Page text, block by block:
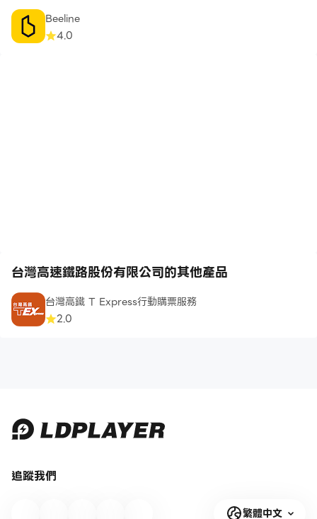
Beeline
4.0
台灣高速鐵路股份有限公司的其他產品
台灣高鐵 T Express行動購票服務
2.0
追蹤我們
繁體中文